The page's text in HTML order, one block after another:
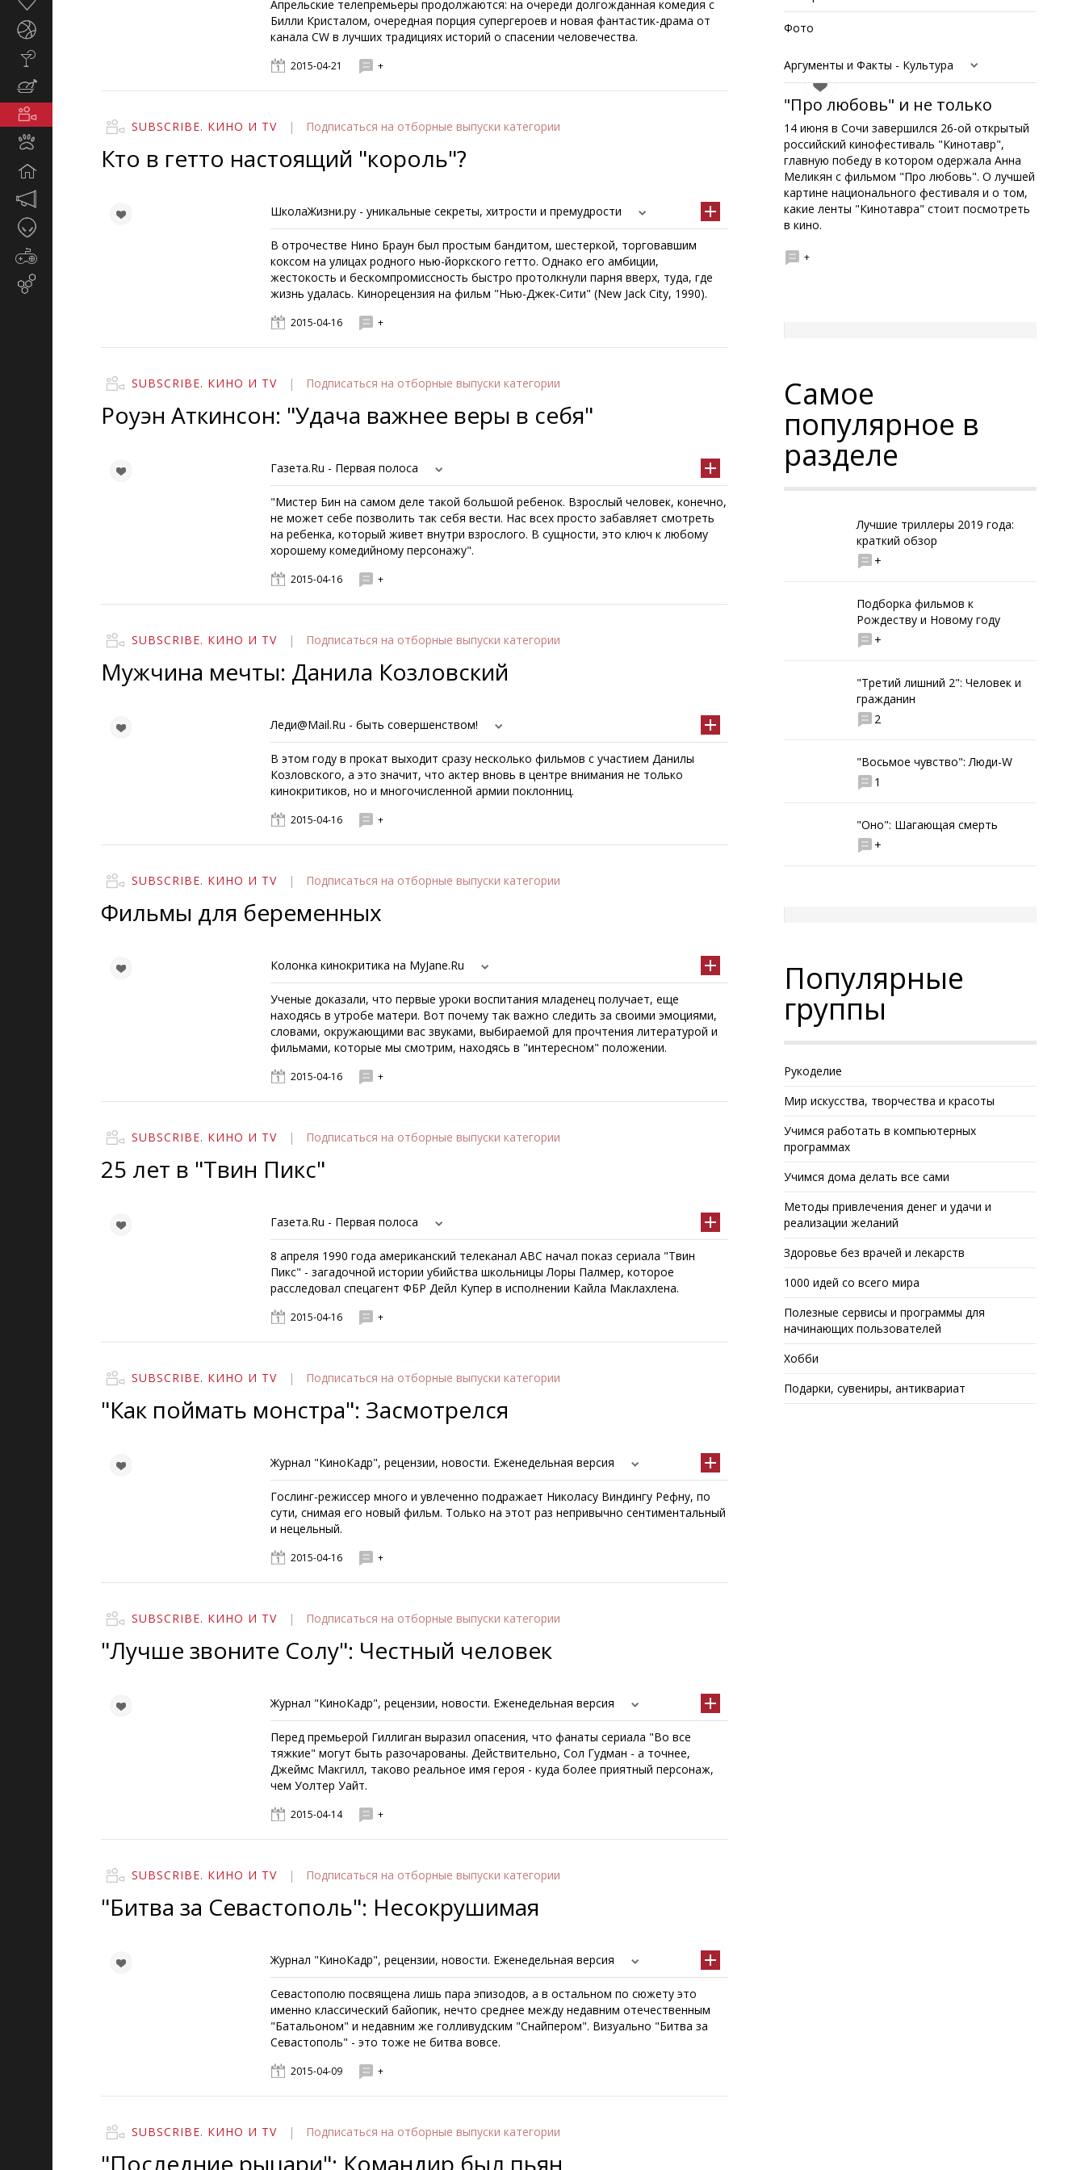
Апрельские телепремьеры продолжаются: на очереди долгожданная комедия с
Билли Кристалом, очередная порция супергероев и новая фантастик-драма от
канала CW в лучших традициях историй о спасении человечества.
2015-04-21 +
SUBSCRIBE. КИНО И TV | Подписаться на отборные выпуски категории
Кто в гетто настоящий "король"?
ШколаЖизни.ру - уникальные секреты, хитрости и премудрости
В отрочестве Нино Браун был простым бандитом, шестеркой, торговавшим
коксом на улицах родного нью-йоркского гетто. Однако его амбиции,
жестокость и бескомпромиссность быстро протолкнули парня вверх, туда, где
жизнь удалась. Кинорецензия на фильм "Нью-Джек-Сити" (New Jack City, 1990).
2015-04-16 +
SUBSCRIBE. КИНО И TV | Подписаться на отборные выпуски категории
Роуэн Аткинсон: "Удача важнее веры в себя"
Газета.Ru - Первая полоса
"Мистер Бин на самом деле такой большой ребенок. Взрослый человек, конечно,
не может себе позволить так себя вести. Нас всех просто забавляет смотреть
на ребенка, который живет внутри взрослого. В сущности, это ключ к любому
хорошему комедийному персонажу".
2015-04-16 +
SUBSCRIBE. КИНО И TV | Подписаться на отборные выпуски категории
Мужчина мечты: Данила Козловский
Леди@Mail.Ru - быть совершенством!
В этом году в прокат выходит сразу несколько фильмов с участием Данилы
Козловского, а это значит, что актер вновь в центре внимания не только
кинокритиков, но и многочисленной армии поклонниц.
2015-04-16 +
SUBSCRIBE. КИНО И TV | Подписаться на отборные выпуски категории
Фильмы для беременных
Колонка кинокритика на MyJane.Ru
Ученые доказали, что первые уроки воспитания младенец получает, еще
находясь в утробе матери. Вот почему так важно следить за своими эмоциями,
словами, окружающими вас звуками, выбираемой для прочтения литературой и
фильмами, которые мы смотрим, находясь в "интересном" положении.
2015-04-16 +
SUBSCRIBE. КИНО И TV | Подписаться на отборные выпуски категории
25 лет в "Твин Пикс"
Газета.Ru - Первая полоса
8 апреля 1990 года американский телеканал ABC начал показ сериала "Твин
Пикс" - загадочной истории убийства школьницы Лоры Палмер, которое
расследовал спецагент ФБР Дейл Купер в исполнении Кайла Маклахлена.
2015-04-16 +
SUBSCRIBE. КИНО И TV | Подписаться на отборные выпуски категории
"Как поймать монстра": Засмотрелся
Журнал "КиноКадр", рецензии, новости. Еженедельная версия
Гослинг-режиссер много и увлеченно подражает Николасу Виндингу Рефну, по
сути, снимая его новый фильм. Только на этот раз непривычно сентиментальный
и нецельный.
2015-04-16 +
SUBSCRIBE. КИНО И TV | Подписаться на отборные выпуски категории
"Лучше звоните Солу": Честный человек
Журнал "КиноКадр", рецензии, новости. Еженедельная версия
Перед премьерой Гиллиган выразил опасения, что фанаты сериала "Во все
тяжкие" могут быть разочарованы. Действительно, Сол Гудман - а точнее,
Джеймс Макгилл, таково реальное имя героя - куда более приятный персонаж,
чем Уолтер Уайт.
2015-04-14 +
SUBSCRIBE. КИНО И TV | Подписаться на отборные выпуски категории
"Битва за Севастополь": Несокрушимая
Журнал "КиноКадр", рецензии, новости. Еженедельная версия
Севастополю посвящена лишь пара эпизодов, а в остальном по сюжету это
именно классический байопик, нечто среднее между недавним отечественным
"Батальоном" и недавним же голливудским "Снайпером". Визуально "Битва за
Севастополь" - это тоже не битва вовсе.
2015-04-09 +
SUBSCRIBE. КИНО И TV | Подписаться на отборные выпуски категории
"Последние рыцари": Командир был пьян
Фото
Аргументы и Факты - Культура
"Про любовь" и не только
14 июня в Сочи завершился 26-ой открытый
российский кинофестиваль "Кинотавр",
главную победу в котором одержала Анна
Меликян с фильмом "Про любовь". О лучшей
картине национального фестиваля и о том,
какие ленты "Кинотавра" стоит посмотреть
в кино.
+
Самое
популярное в
разделе
Лучшие триллеры 2019 года:
краткий обзор
+
Подборка фильмов к
Рождеству и Новому году
+
"Третий лишний 2": Человек и
гражданин
2
"Восьмое чувство": Люди-W
1
"Оно": Шагающая смерть
+
Популярные
группы
Рукоделие
Мир искусства, творчества и красоты
Учимся работать в компьютерных
программах
Учимся дома делать все сами
Методы привлечения денег и удачи и
реализации желаний
Здоровье без врачей и лекарств
1000 идей со всего мира
Полезные сервисы и программы для
начинающих пользователей
Хобби
Подарки, сувениры, антиквариат